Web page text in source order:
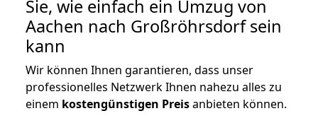
Sie, wie einfach ein Umzug von
Aachen nach Großröhrsdorf sein
kann
Wir können Ihnen garantieren, dass unser
professionelles Netzwerk Ihnen nahezu alles zu
einem kostengünstigen Preisanbieten können.